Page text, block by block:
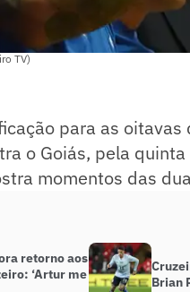
TV)
para as oitavas
o Goiás, pela
momentos das
retorno aos
‘Artur me
Brian